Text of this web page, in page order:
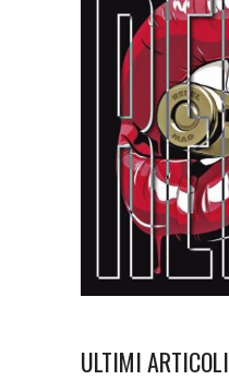
ULTIMI ARTICOLI